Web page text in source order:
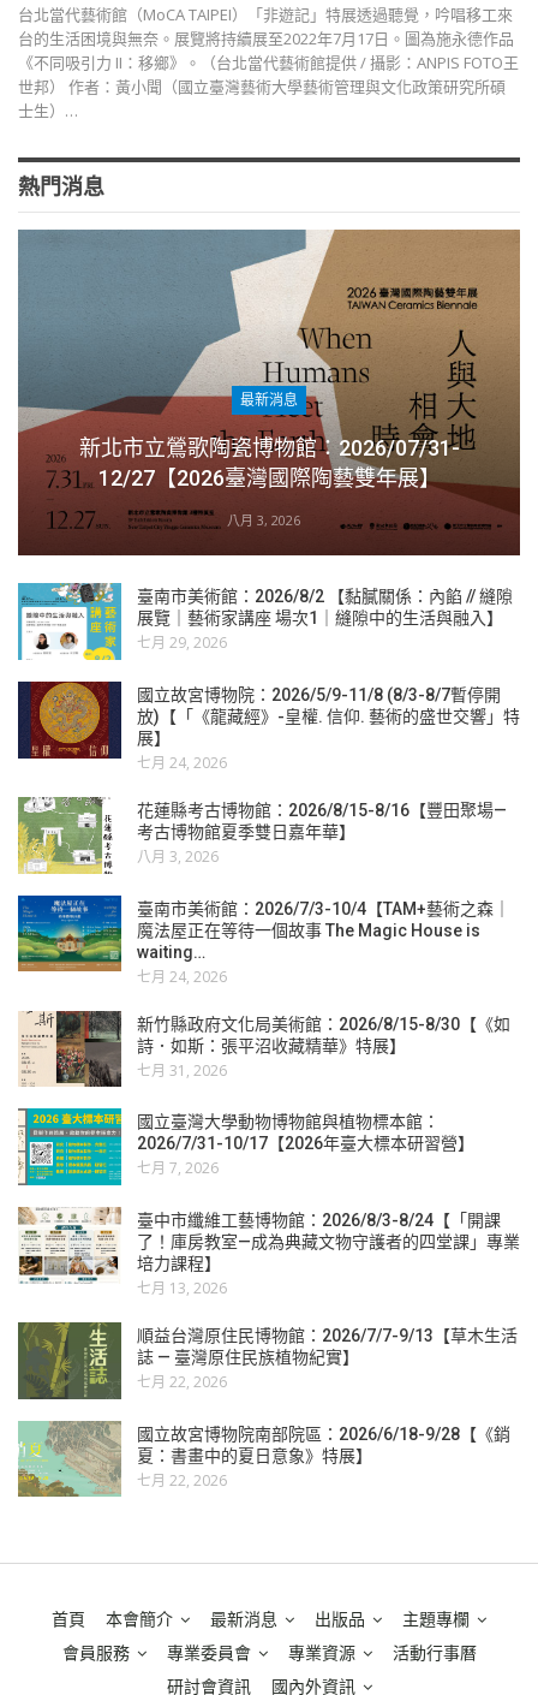
台北當代藝術館（MoCA TAIPEI）「非遊記」特展透過聽覺，吟唱移工來
台的生活困境與無奈。展覽將持續展至2022年7月17日。圖為施永德作品
《不同吸引力 II：移鄉》。（台北當代藝術館提供 / 攝影：ANPIS FOTO王
世邦） 作者：黃小聞（國立臺灣藝術大學藝術管理與文化政策研究所碩
士生）…
熱門消息
最新消息
新北市立鶯歌陶瓷博物館：2026/07/31-
12/27【2026臺灣國際陶藝雙年展】
八月 3, 2026
臺南市美術館：2026/8/2 【黏膩關係：內餡 // 縫隙
展覽｜藝術家講座 場次1｜縫隙中的生活與融入】
七月 29, 2026
國立故宮博物院：2026/5/9-11/8 (8/3-8/7暫停開
放)【「《龍藏經》-皇權. 信仰. 藝術的盛世交響」特
展】
七月 24, 2026
花蓮縣考古博物館：2026/8/15-8/16【豐田聚場—
考古博物館夏季雙日嘉年華】
八月 3, 2026
臺南市美術館：2026/7/3-10/4【TAM+藝術之森｜
魔法屋正在等待一個故事 The Magic House is
waiting…
七月 24, 2026
新竹縣政府文化局美術館：2026/8/15-8/30【《如
詩．如斯：張平沼收藏精華》特展】
七月 31, 2026
國立臺灣大學動物博物館與植物標本館：
2026/7/31-10/17【2026年臺大標本研習營】
七月 7, 2026
臺中市纖維工藝博物館：2026/8/3-8/24【「開課
了！庫房教室—成為典藏文物守護者的四堂課」專業
培力課程】
七月 13, 2026
順益台灣原住民博物館：2026/7/7-9/13【草木生活
誌 — 臺灣原住民族植物紀實】
七月 22, 2026
國立故宮博物院南部院區：2026/6/18-9/28【《銷
夏：書畫中的夏日意象》特展】
七月 22, 2026
首頁 本會簡介 最新消息 出版品
主題專欄
會員服務
專業委員會 專業資源
活動行事曆
研討會資訊
國內外資訊